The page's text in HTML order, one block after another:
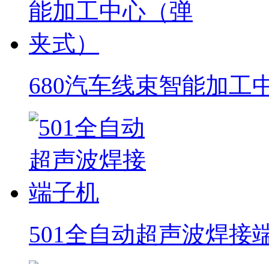
680汽车线束智能加工
501全自动超声波焊接